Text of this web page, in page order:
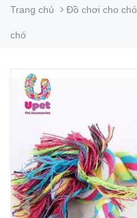
Trang chủ Đồ chơi cho chó
chó